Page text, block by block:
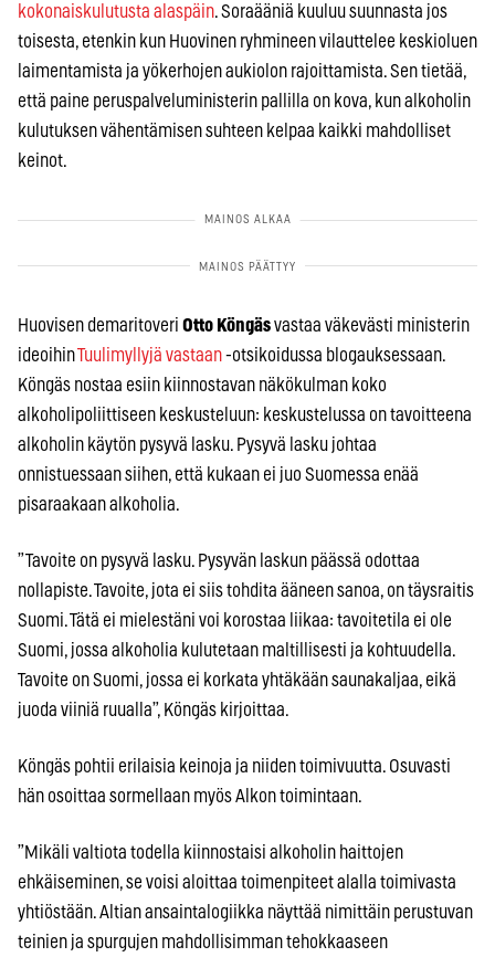
kokonaiskulutusta alaspäin. Soraääniä kuuluu suunnasta jos
toisesta, etenkin kun Huovinen ryhmineen vilauttelee keskioluen
laimentamista ja yökerhojen aukiolon rajoittamista. Sen tietää,
että paine peruspalveluministerin pallilla on kova, kun alkoholin
kulutuksen vähentämisen suhteen kelpaa kaikki mahdolliset
keinot.
Huovisen demaritoveri Otto Köngäsvastaa väkevästi ministerin
ideoihinTuulimyllyjä vastaan-otsikoidussa blogauksessaan.
Köngäs nostaa esiin kiinnostavan näkökulman koko
alkoholipoliittiseen keskusteluun: keskustelussa on tavoitteena
alkoholin käytön pysyvä lasku. Pysyvä lasku johtaa
onnistuessaan siihen, että kukaan ei juo Suomessa enää
pisaraakaan alkoholia.
”Tavoite on pysyvä lasku. Pysyvän laskun päässä odottaa
nollapiste. Tavoite, jota ei siis tohdita ääneen sanoa, on täysraitis
Suomi. Tätä ei mielestäni voi korostaa liikaa: tavoitetila ei ole
Suomi, jossa alkoholia kulutetaan maltillisesti ja kohtuudella.
Tavoite on Suomi, jossa ei korkata yhtäkään saunakaljaa, eikä
juoda viiniä ruualla”, Köngäs kirjoittaa.
Köngäs pohtii erilaisia keinoja ja niiden toimivuutta. Osuvasti
hän osoittaa sormellaan myös Alkon toimintaan.
”Mikäli valtiota todella kiinnostaisi alkoholin haittojen
ehkäiseminen, se voisi aloittaa toimenpiteet alalla toimivasta
yhtiöstään. Altian ansaintalogiikka näyttää nimittäin perustuvan
teinien ja spurgujen mahdollisimman tehokkaaseen